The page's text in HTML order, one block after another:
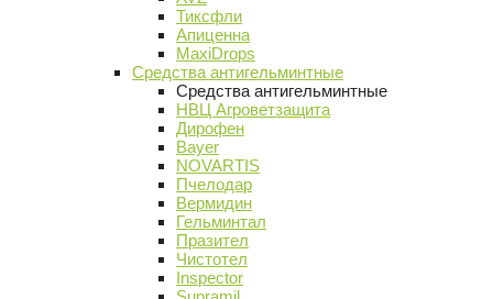
Тиксфли
Апиценна
MaxiDrops
Средства антигельминтные
Средства антигельминтные
НВЦ Агроветзащита
Дирофен
Bayer
NOVARTIS
Пчелодар
Вермидин
Гельминтал
Празител
Чистотел
Inspector